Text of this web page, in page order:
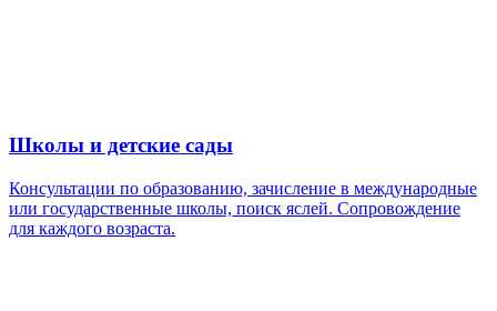
Школы и детские сады
Консультации по образованию, зачисление в международные
или государственные школы, поиск яслей. Сопровождение
для каждого возраста.